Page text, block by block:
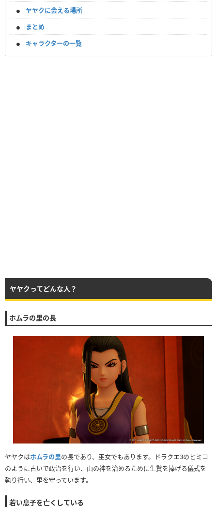
ヤヤクに会える場所
まとめ
キャラクターの一覧
ヤヤクってどんな人？
ホムラの里の長
ヤヤクはホムラの里の長であり、巫女でもあります。ドラクエ3のヒミコ
のように占いで政治を行い、山の神を治めるために生贄を捧げる儀式を
執り行い、里を守っています。
若い息子を亡くしている